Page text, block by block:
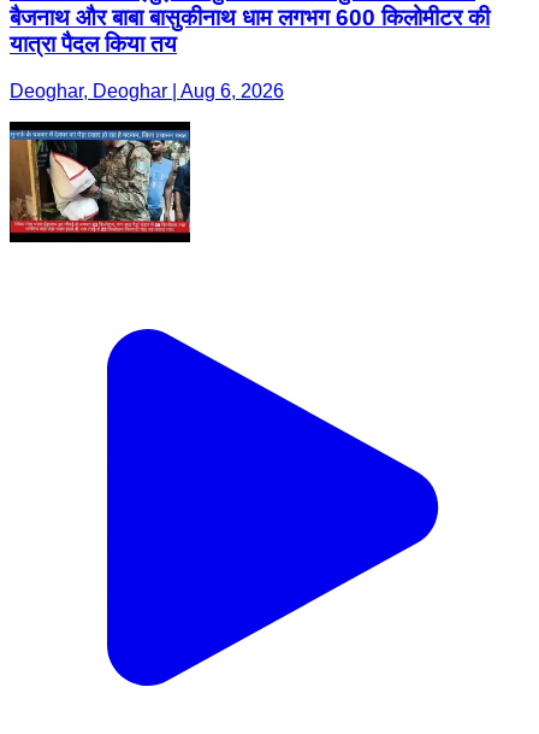
बैजनाथ और बाबा बासुकीनाथ धाम लगभग 600 किलोमीटर की
यात्रा पैदल किया तय
Deoghar, Deoghar | Aug 6, 2026